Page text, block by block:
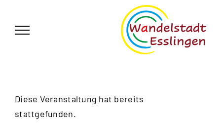
springen
Diese Veranstaltung hat bereits
stattgefunden.